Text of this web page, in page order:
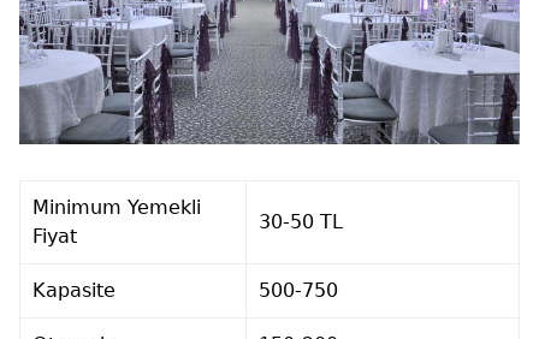
Minimum Yemekli
Fiyat
30-50 TL
Kapasite 500-750